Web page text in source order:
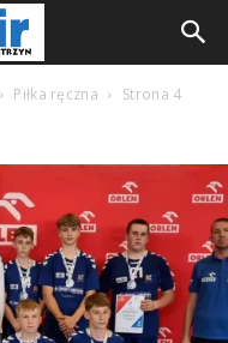
Piłka ręczna Strona 4